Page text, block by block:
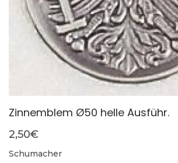
Zinnemblem Ø50 helle Ausführ.
2,50€
Schumacher